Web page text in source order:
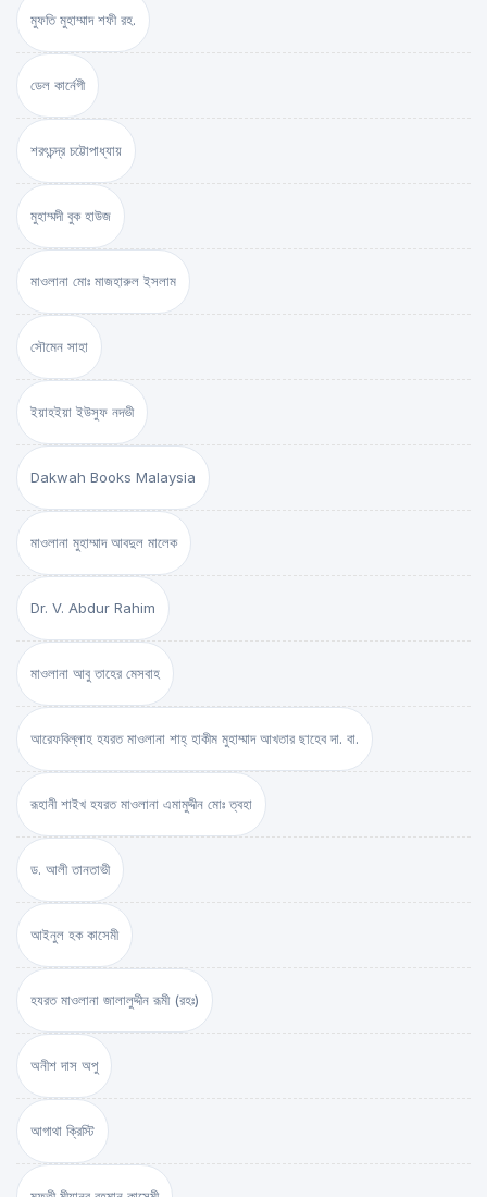
মুফতি মুহাম্মাদ শফী রহ.
ডেল কার্নেগী
শরৎচন্দ্র চট্টোপাধ্যায়
মুহাম্মদী বুক হাউজ
মাওলানা মোঃ মাজহারুল ইসলাম
সৌমেন সাহা
ইয়াহইয়া ইউসুফ নদভী
Dakwah Books Malaysia
মাওলানা মুহাম্মাদ আবদুল মালেক
Dr. V. Abdur Rahim
মাওলানা আবু তাহের মেসবাহ
আরেফবিল্লাহ হযরত মাওলানা শাহ্ হাকীম মুহাম্মাদ আখতার ছাহেব দা. বা.
রূহানী শাইখ হযরত মাওলানা এমামুদ্দীন মোঃ ত্বহা
ড. আলী তানতাভী
আইনুল হক কাসেমী
হযরত মাওলানা জালালুদ্দীন রূমী (রহঃ)
অনীশ দাস অপু
আগাথা ক্রিস্টি